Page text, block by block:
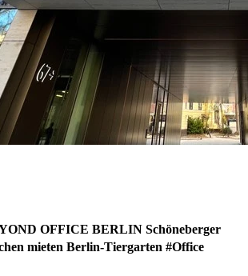
OFFICE BERLIN Schöneberger
mieten Berlin-Tiergarten #Office